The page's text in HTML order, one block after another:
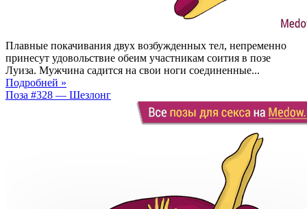
Плавные покачивания двух возбужденных тел, непременно
принесут удовольствие обеим участникам соития в позе
Луиза. Мужчина садится на свои ноги соединенные...
Подробней »
Поза #328 — Шезлонг